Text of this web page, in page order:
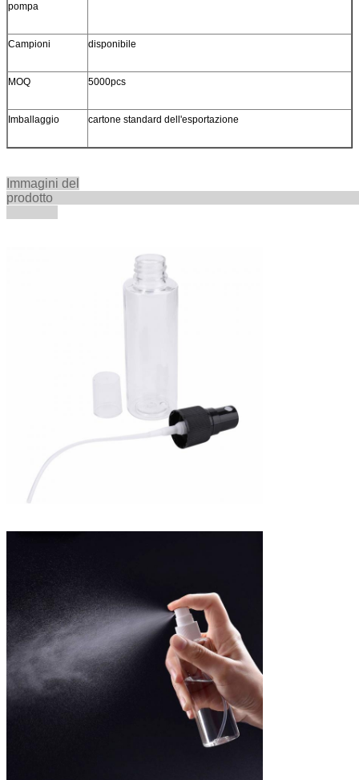
pompa
Campioni disponibile
MOQ 5000pcs
Imballaggio cartone standard dell'esportazione
Immagini del